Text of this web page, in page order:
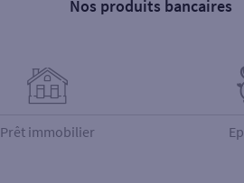
Nos produits bancaires
Prêt immobilier